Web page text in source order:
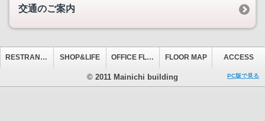
交通のご案内
RESTRANT&CAFE SHOP&LIFE OFFICE FLOOR FLOOR MAP ACCESS
© 2011 Mainichi building PC版で見る